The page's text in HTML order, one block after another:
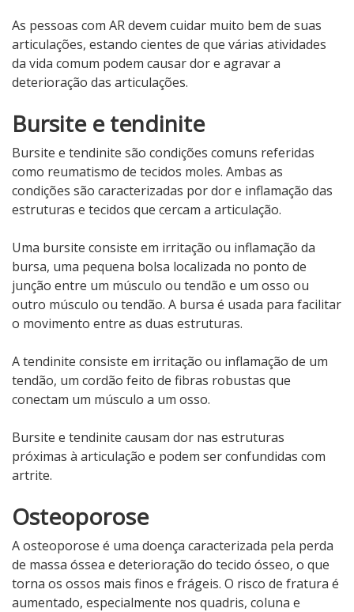
As pessoas com AR devem cuidar muito bem de suas
articulações, estando cientes de que várias atividades
da vida comum podem causar dor e agravar a
deterioração das articulações.
Bursite e tendinite
Bursite e tendinite são condições comuns referidas
como reumatismo de tecidos moles. Ambas as
condições são caracterizadas por dor e inflamação das
estruturas e tecidos que cercam a articulação.
Uma bursite consiste em irritação ou inflamação da
bursa, uma pequena bolsa localizada no ponto de
junção entre um músculo ou tendão e um osso ou
outro músculo ou tendão. A bursa é usada para facilitar
o movimento entre as duas estruturas.
A tendinite consiste em irritação ou inflamação de um
tendão, um cordão feito de fibras robustas que
conectam um músculo a um osso.
Bursite e tendinite causam dor nas estruturas
próximas à articulação e podem ser confundidas com
artrite.
Osteoporose
A osteoporose é uma doença caracterizada pela perda
de massa óssea e deterioração do tecido ósseo, o que
torna os ossos mais finos e frágeis. O risco de fratura é
aumentado, especialmente nos quadris, coluna e